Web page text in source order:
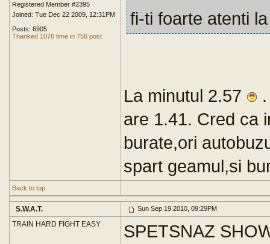
Registered Member #2395
Joined: Tue Dec 22 2009, 12:31PM
Posts: 6905
Thanked 1076 time in 756 post
fi-ti foarte atenti
La minutul 2.57
are 1.41. Cred ca
burate,ori
spart geamul,si
Back to top
S.W.A.T. Sun Sep 19 2010, 09:29PM
TRAIN HARD FIGHT EASY
SPETSNAZ